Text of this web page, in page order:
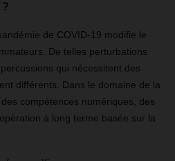
de COVID-19 modifie le
De telles perturbations
qui nécessitent des
différents. Dans le domaine de la
compétences numériques, des
à long terme basée sur la